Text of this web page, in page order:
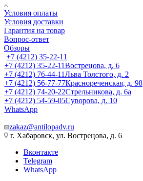
Условия оплаты
Условия доставки
Гарантия на товар
Вопрос-ответ
Обзоры
+7 (4212) 35-22-11
+7 (4212) 35-22-11Вострецова, д. 6
+7 (4212) 76-44-11Льва Толстого, д. 2
+7 (4212) 56-77-77Краснореченская, д. 98
+7 (4212) 74-20-22Стрельникова, д. 6а
+7 (4212) 54-59-05Суворова, д. 10
WhatsApp
zakaz@antilopadv.ru
г. Хабаровск, ул. Вострецова, д. 6
Вконтакте
Telegram
WhatsApp